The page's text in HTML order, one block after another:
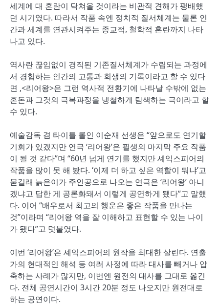
세계에 대 혼란이 닥쳐올 것이라는 비관적 견해가 팽배했
던 시기였다. 따라서 작품 속엔 정치적 질서체계는 물론 인
간과 세계를 연관시켜주는 종교적, 철학적 혼란까지 나타
나고 있다.
역사란 끊임없이 경직된 기존질서체계가 수립되는 과정에
서 경험하는 인간의 고통과 회생의 기록이라고 할 수 있다
면 ,<리어왕>은 그런 역사적 전환기에 나타날 수밖에 없는
혼돈과 그것의 극복과정을 냉철하게 탐색하는 극이라고 할
수 있다.
예술감독 겸 타이틀 롤인 이순재 선생은 “앞으로도 연기할
기회가 있겠지만 연극 ‘리어왕’은 필생의 마지막 주요 작품
이 될 것 같다”며 “60년 넘게 연기를 했지만 셰익스피어의
작품을 많이 못 해 봤다. ‘이제 더 하고 싶은 역할이 뭐냐’고
묻길래 늙은이가 주인공으로 나오는 연극은 ‘리어왕’ 아니
겠냐고 답한 게 공론화돼서 이렇게 공연하게 됐다”고 말했
다. 이어 “배우로서 최고의 행운은 좋은 작품을 만나는
것”이라며 “리어왕 역을 잘 이해하고 표현할 수 있는 나이
가 됐다”고 덧붙였다.
이번 ‘리어왕’은 셰익스피어의 원작을 최대한 살린다. 연출
가의 현대적인 해석 등 여러 사정에 따라 대사를 빼거나 압
축하는 사례가 많지만, 이번엔 원전의 대사를 그대로 옮긴
다. 전체 공연시간이 3시간 20분 정도 나오지만 원전대로
하는 공연이다.